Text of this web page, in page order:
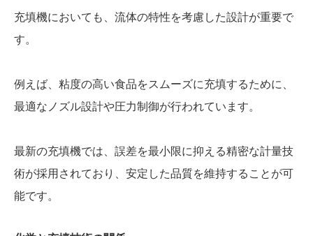
充填機においても、流体の特性を考慮した設計が重要で
す。
例えば、粘度の高い食品をスムーズに充填するために、
最適なノズル設計や圧力制御が行われています。
最新の充填機では、誤差を最小限に抑える精密な計量技
術が採用されており、安定した品質を維持することが可
能です。